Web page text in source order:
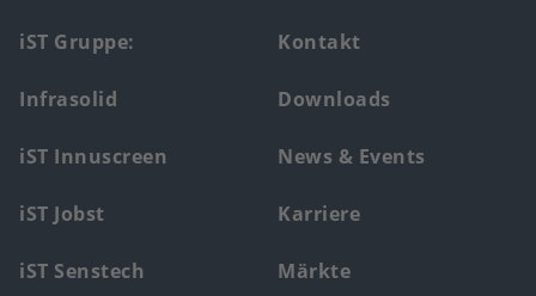
Footer
main
menu
iST Gruppe:
Infrasolid
iST Innuscreen
iST Jobst
iST Senstech
Kontakt
Downloads
News & Events
Karriere
Märkte